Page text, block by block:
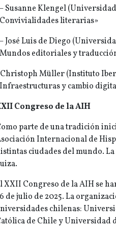
Susanne Klengel
literarias»
José Luis de Diego
editoriales y
Müller (Instituto
y cambio
Congreso de la AIH
parte de una tradición
Internacional de
ciudades del mundo.
XXII Congreso de la AIH se
de julio de 2025. La
chilenas:
de Chile y Universidad